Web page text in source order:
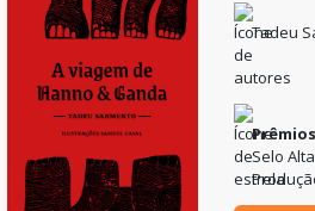
Tadeu
Prêmios
Selo